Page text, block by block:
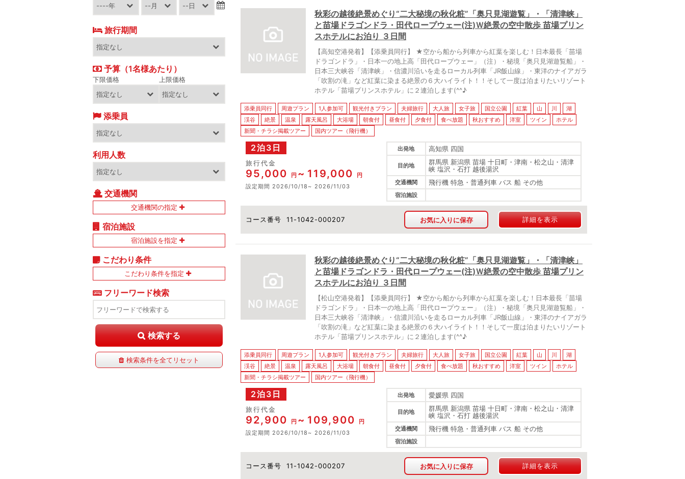
秋彩の越後絶景めぐり“二大秘境の秋化粧”「奥只見湖遊覧」・「清津峡」
と苗場ドラゴンドラ・田代ロープウェー(注)Ｗ絶景の空中散歩 苗場プリン
スホテルにお泊り ３日間
【高知空港発着】【添乗員同行】 ★空から船から列車から紅葉を楽しむ！日本最長「苗場
ドラゴンドラ」・日本一の地上高「田代ロープウェー」（注）・秘境「奥只見湖遊覧船」・
日本三大峡谷「清津峡」・信濃川沿いを走るローカル列車「JR飯山線」・東洋のナイアガラ
「吹割の滝」など紅葉に染まる絶景の６大ハイライト！！そして一度は泊まりたいリゾート
ホテル「苗場プリンスホテル」に２連泊します(^^♪
添乗員同行 周遊プラン 1人参加可 観光付きプラン 夫婦旅行 大人旅 女子旅 国立公園 紅葉 山 川
湖
渓谷
絶景 温泉 露天風呂 大浴場 朝食付 昼食付 夕食付 食べ放題 秋おすすめ 洋室 ツイン
ホテル
新聞・チラシ掲載ツアー
国内ツアー（飛行機）
2泊3日
コース番号 11-1042-000207
旅行代金
95,000 円 119,000
円
設定期間 2026/10/18 2026/11/03
出発地 高知県 四国
目的地
群馬県 新潟県 苗場 十日町・津南・松之山・清津
峡 塩沢・石打 越後湯沢
交通機関 飛行機 特急・普通列車 バス 船 その他
宿泊施設
お気に入りに保存 詳細を表示
秋彩の越後絶景めぐり“二大秘境の秋化粧”「奥只見湖遊覧」・「清津峡」
と苗場ドラゴンドラ・田代ロープウェー(注)Ｗ絶景の空中散歩 苗場プリン
スホテルにお泊り ３日間
【松山空港発着】【添乗員同行】 ★空から船から列車から紅葉を楽しむ！日本最長「苗場
ドラゴンドラ」・日本一の地上高「田代ロープウェー」（注）・秘境「奥只見湖遊覧船」・
日本三大峡谷「清津峡」・信濃川沿いを走るローカル列車「JR飯山線」・東洋のナイアガラ
「吹割の滝」など紅葉に染まる絶景の６大ハイライト！！そして一度は泊まりたいリゾート
ホテル「苗場プリンスホテル」に２連泊します(^^♪
添乗員同行 周遊プラン 1人参加可 観光付きプラン 夫婦旅行 大人旅 女子旅 国立公園 紅葉 山 川
湖
渓谷
絶景 温泉 露天風呂 大浴場 朝食付 昼食付 夕食付 食べ放題 秋おすすめ 洋室 ツイン
ホテル
新聞・チラシ掲載ツアー
国内ツアー（飛行機）
2泊3日
コース番号 11-1042-000207
旅行代金
92,900 円 109,900
円
設定期間 2026/10/18 2026/11/03
出発地 愛媛県 四国
目的地
群馬県 新潟県 苗場 十日町・津南・松之山・清津
峡 塩沢・石打 越後湯沢
交通機関 飛行機 特急・普通列車 バス 船 その他
宿泊施設
お気に入りに保存 詳細を表示
旅行期間
予算（1名様あたり）
下限価格 上限価格
添乗員
利用人数
交通機関
交通機関の指定
宿泊施設
宿泊施設を指定
こだわり条件
こだわり条件を指定
フリーワード検索
検索する
検索条件を全てリセット